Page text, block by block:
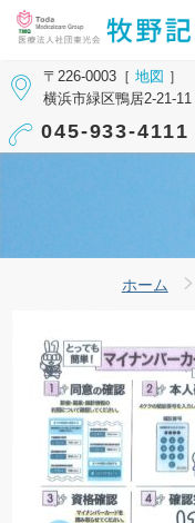
〒226-0003［地図 ］
横浜市緑区鴨居2-21-11
045-933-4111
ホーム